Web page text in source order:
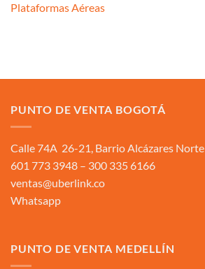
Plataformas Aéreas
PUNTO DE VENTA BOGOTÁ
Calle 74A 26-21, Barrio Alcázares Norte
601 773 3948 – 300 335 6166
ventas@uberlink.co
Whatsapp
PUNTO DE VENTA MEDELLÍN